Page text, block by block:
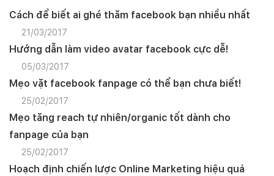
Cách để biết ai ghé thăm facebook bạn nhiều nhất
21/03/2017
Hướng dẫn làm video avatar facebook cực dễ!
05/03/2017
Mẹo vặt facebook fanpage có thể bạn chưa biết!
25/02/2017
Mẹo tăng reach tự nhiên/organic tốt dành cho
fanpage của bạn
25/02/2017
Hoạch định chiến lược Online Marketing hiệu quả